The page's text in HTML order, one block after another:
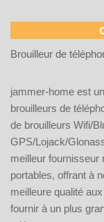
Brouilleur de
jammer-home est
brouilleurs de
de brouilleurs Wifi/
GPS/Lojack/
meilleur fournisseur
portables, offrant à
meilleure qualité
fournir à un plus